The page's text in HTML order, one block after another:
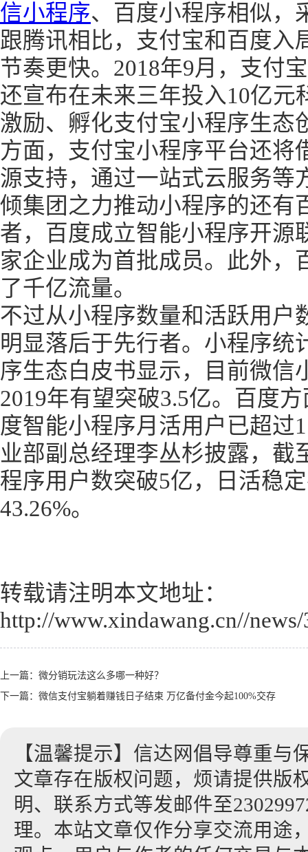
信小程序、百度小程序相似，
跟腾讯相比，支付宝和百度入
节奏更快。2018年9月，支付
还宣布在未来三年投入10亿元
激励、孵化支付宝小程序生态
方面，支付宝小程序平台还将
源支持，通过一站式云服务等
倾集团之力推动小程序的还有
者，百度成立智能小程序开源
家企业成为首批成员。此外，
了千亿流量。
不过从小程序数量和活跃用户
明显落后于先行者。小程序统
序生态白皮书显示，目前微信
2019年有望突破3.5亿。百度
度智能小程序月活用户已超过
业部副总经理李丛杉披露，截
程序用户数突破5亿，日活稳
43.26%。
转载请注明本文地址：
http://www.xindawang.cn//
上一篇： 微分销玩法这么多哪一种好？
下一篇： 微信支付宝躺着赚钱日子结束 万亿备付金今起100%交存
【温馨提示】信达网倡导尊重与
文章存在版权问题，烦请提供版
明、联系方式等发邮件至
理。本站文章仅作分享交流用途